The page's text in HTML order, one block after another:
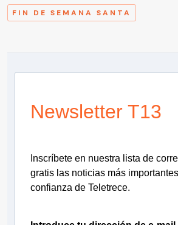
FIN DE SEMANA SANTA
Newsletter T13
Inscríbete en nuestra lista de
gratis las noticias más
confianza de Teletrece.